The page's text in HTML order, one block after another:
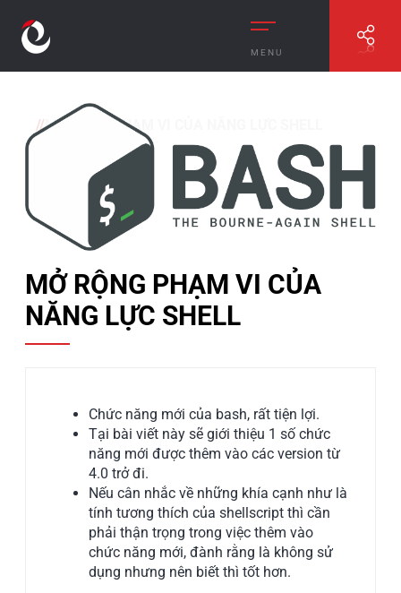
MENU
//MỞ RỘNG PHẠM VI CỦA NĂNG LỰC SHELL
MỞ RỘNG PHẠM VI CỦA
NĂNG LỰC SHELL
Chức năng mới của bash, rất tiện lợi.
Tại bài viết này sẽ giới thiệu 1 số chức
năng mới được thêm vào các version từ
4.0 trở đi.
Nếu cân nhắc về những khía cạnh như là
tính tương thích của shellscript thì cần
phải thận trọng trong việc thêm vào
chức năng mới, đành rằng là không sử
dụng nhưng nên biết thì tốt hơn.